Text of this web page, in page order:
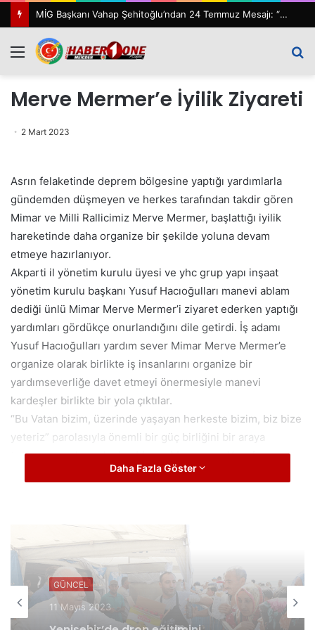
MİG Başkanı Vahap Şehitoğlu’ndan 24 Temmuz Mesajı: “111 Yıl Sonra Hâlâ Basın Özgürlüğünü Konuşuyoruz”
Menü
Merve Mermer’e İyilik Ziyareti
2 Mart 2023
Asrın felaketinde deprem bölgesine yaptığı yardımlarla
gündemden düşmeyen ve herkes tarafından takdir gören
Mimar ve Milli Rallicimiz Merve Mermer, başlattığı iyilik
hareketinde daha organize bir şekilde yoluna devam
etmeye hazırlanıyor.
Akparti il yönetim kurulu üyesi ve yhc grup yapı inşaat
yönetim kurulu başkanı Yusuf Hacıoğulları manevi ablam
dediği ünlü Mimar Merve Mermer’i ziyaret ederken yaptığı
yardımları gördükçe onurlandığını dile getirdi. İş adamı
Yusuf Hacıoğulları yardım sever Mimar Merve Mermer’e
organize olarak birlikte iş insanlarını organize bir
yardımseverliğe davet etmeyi önermesiyle manevi
kardeşler birlikte bir yola çıktılar.
“Bu Vatan bizim, üzerinde yaşayan herkeste bizim, biz bize
yeteriz” parolasıyla önemli bir güç birliğini bir araya
toplamaya çalışacak olan Merve Mermer ve Yusuf
Hacıoğulları, bu yara sarılana kadar biz burdayız vurgusunu
Daha Fazla Göster
GÜNCEL
11 Mayıs 2023
GÜNCEL
21 Kasım 2023